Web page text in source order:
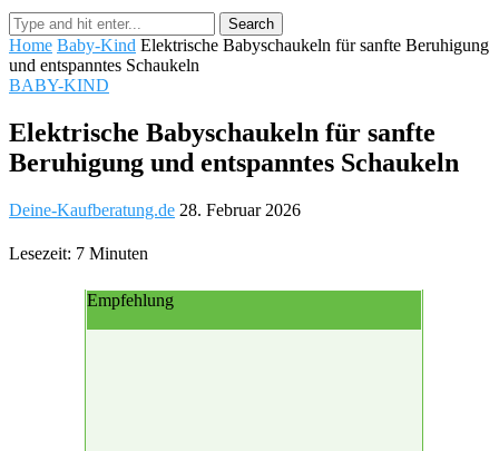
Home Baby-Kind Elektrische Babyschaukeln für sanfte Beruhigung
und entspanntes Schaukeln
BABY-KIND
Elektrische Babyschaukeln für sanfte
Beruhigung und entspanntes Schaukeln
Deine-Kaufberatung.de 28. Februar 2026
Lesezeit: 7 Minuten
Empfehlung